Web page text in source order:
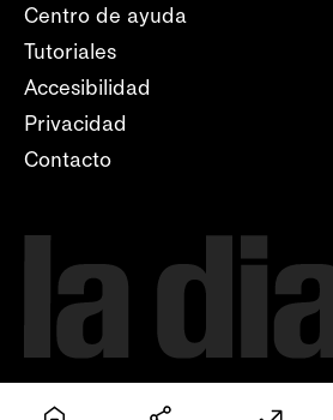
Centro de ayuda
Tutoriales
Accesibilidad
Privacidad
Contacto